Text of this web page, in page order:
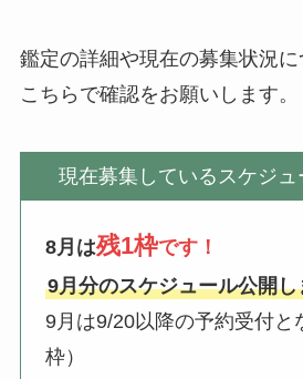
鑑定の詳細や現在の募集状況
こちらで確認をお願いします。
現在募集しているスケジ
8月は残1枠です！
9月分のスケジュール公開し
9月は9/20以降の予約受付と
枠）